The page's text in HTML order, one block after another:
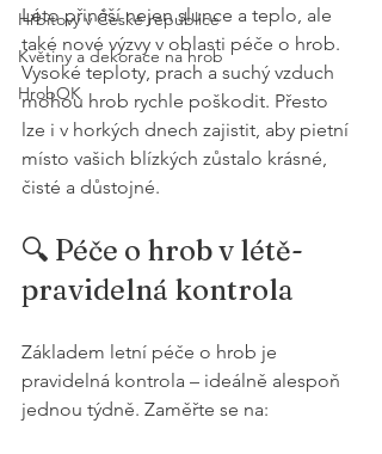
Hřbitovy v České republice
Květiny a dekorace na hrob
HrobOK
Léto přináší nejen slunce a teplo, ale
také nové výzvy v oblasti péče o hrob.
Vysoké teploty, prach a suchý vzduch
mohou hrob rychle poškodit. Přesto
lze i v horkých dnech zajistit, aby pietní
místo vašich blízkých zůstalo krásné,
čisté a důstojné.
🔍 Péče o hrob v létě-
pravidelná kontrola
Základem letní péče o hrob je
pravidelná kontrola – ideálně alespoň
jednou týdně. Zaměřte se na: